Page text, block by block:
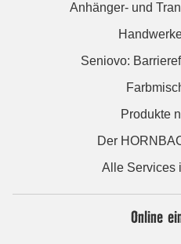
Anhänger- und
Seniovo:
Produkte
Der
Alle Services
Online